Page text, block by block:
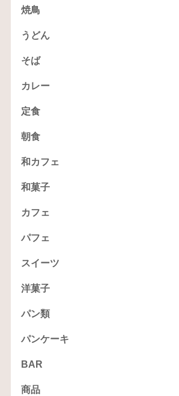
焼鳥
うどん
そば
カレー
定食
朝食
和カフェ
和菓子
カフェ
パフェ
スイーツ
洋菓子
パン類
パンケーキ
BAR
商品